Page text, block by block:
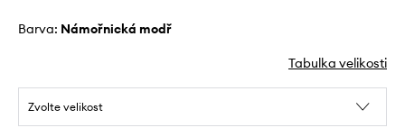
Barva: námořnická modř
Tabulka velikosti
Zvolte velikost